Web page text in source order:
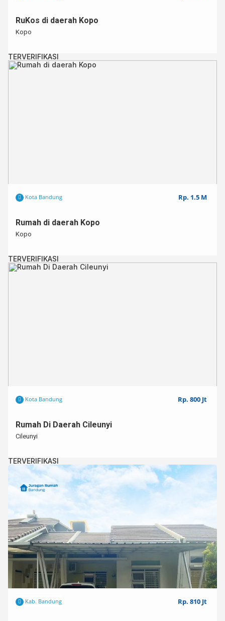
RuKos di daerah Kopo
Kopo
TERVERIFIKASI
Kota Bandung Rp. 1.5 M
Rumah di daerah Kopo
Kopo
TERVERIFIKASI
Kota Bandung Rp. 800 Jt
Rumah Di Daerah Cileunyi
Cileunyi
TERVERIFIKASI
Kab. Bandung Rp. 810 Jt